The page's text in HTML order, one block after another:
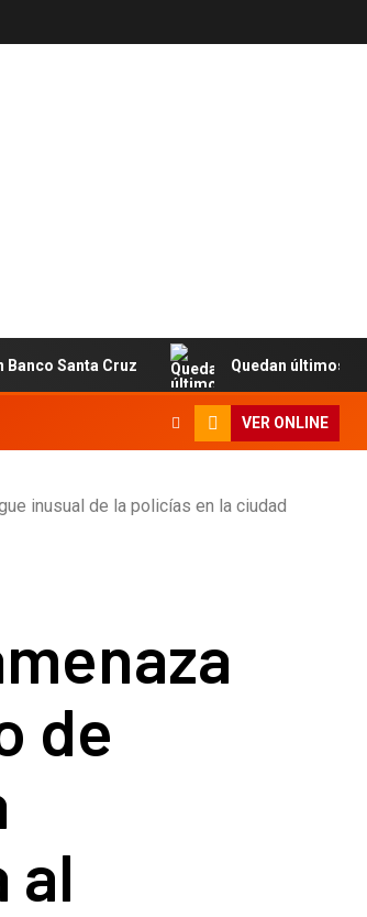
Santa Cruz Quedan últimos cupos
VER ONLINE
inusual de la policías en la ciudad
de
al